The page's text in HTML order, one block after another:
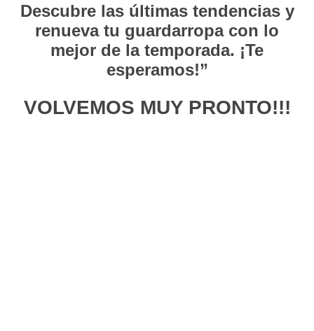
Descubre las últimas tendencias y
renueva tu guardarropa con lo
mejor de la temporada. ¡Te
esperamos!”
VOLVEMOS MUY PRONTO!!!